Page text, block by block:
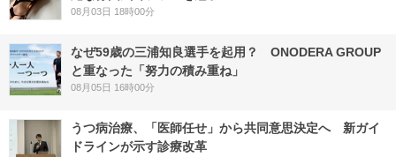
08月03日 18時00分
なぜ59歳の三浦知良選手を起用？ ONODERA GROUP
と重なった「努力の積み重ね」
08月05日 16時00分
うつ病治療、「医師任せ」から共同意思決定へ 新ガイ
ドラインが示す診療改革